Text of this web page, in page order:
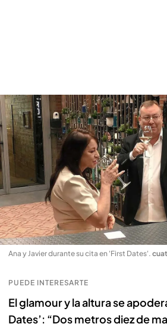
Ana y Javier durante su cita en 'First Dates'.
PUEDE INTERESARTE
El glamour y la altura se
Dates’: “Dos metros diez de